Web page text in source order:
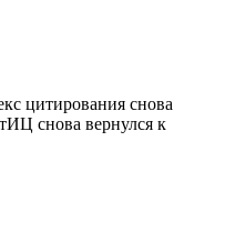
цитирования снова
снова вернулся к